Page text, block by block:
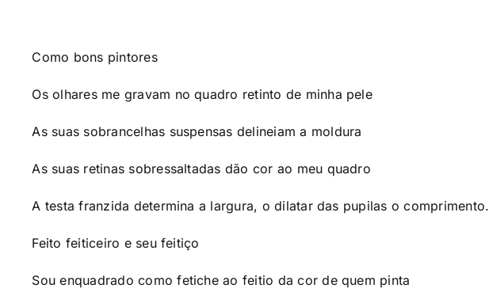
Como bons pintores
Os olhares me gravam no quadro retinto de minha pele
As suas sobrancelhas suspensas delineiam a moldura
As suas retinas sobressaltadas dão cor ao meu quadro
A testa franzida determina a largura, o dilatar das pupilas o comprimento.
Feito feiticeiro e seu feitiço
Sou enquadrado como fetiche ao feitio da cor de quem pinta